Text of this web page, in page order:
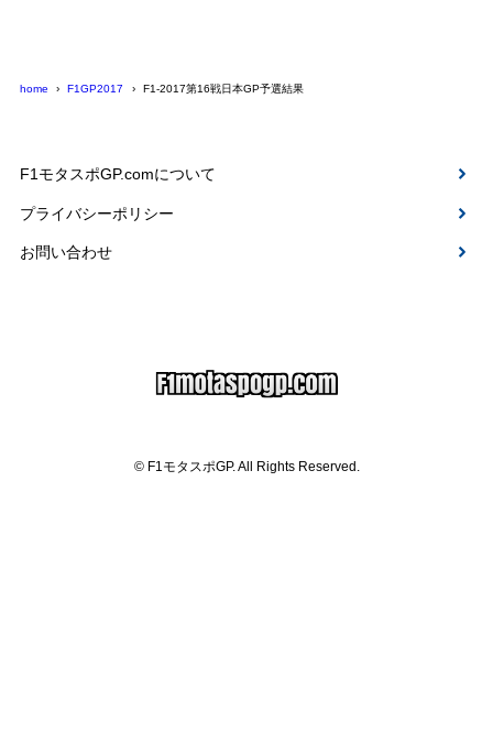
home F1GP2017 F1-2017第16戦日本GP予選結果
F1モタスポGP.comについて
プライバシーポリシー
お問い合わせ
© F1モタスポGP. All Rights Reserved.